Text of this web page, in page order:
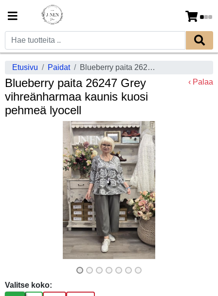
Etusivu Paidat Blueberry paita 26247 Grey vihreänharmaa kaunis kuosi pehmeä lyocell
Blueberry paita 26247 Grey
vihreänharmaa kaunis kuosi
pehmeä lyocell
‹ Palaa
Valitse koko: